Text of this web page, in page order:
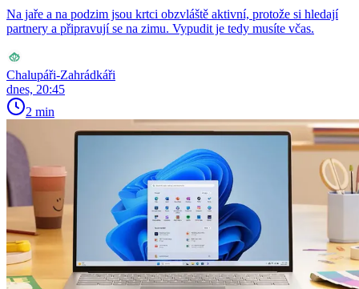
Na jaře a na podzim jsou krtci obzvláště aktivní, protože si hledají
partnery a připravují se na zimu. Vypudit je tedy musíte včas.
Chalupáři-Zahrádkáři
dnes, 20:45
2 min